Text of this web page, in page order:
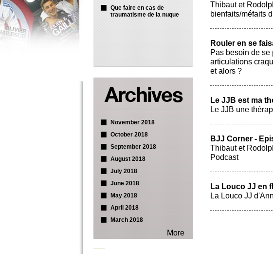
Que faire en cas de
traumatisme de la nuque
November 2018
October 2018
September 2018
August 2018
July 2018
June 2018
May 2018
April 2018
March 2018
More
Thibaut et
bienfaits/méfaits
Rouler en se
Pas besoin de se
articulations
et alors ?
Le JJB est ma
Le JJB une
BJJ Corner -
Thibaut et
Podcast
La Louco JJ en
La Louco JJ